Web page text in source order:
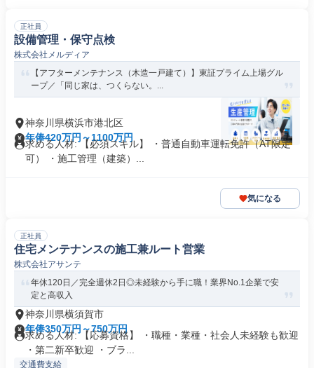
正社員
設備管理・保守点検
株式会社メルディア
【アフターメンテナンス（木造一戸建て）】東証プライム上場グル
ープ／「同じ家は、つくらない。...
神奈川県横浜市港北区
年俸420万円～1100万円
求める人材: 【必須スキル】 ・普通自動車運転免許（AT限定
可） ・施工管理（建築）...
気になる
正社員
住宅メンテナンスの施工兼ルート営業
株式会社アサンテ
年休120日／完全週休2日◎未経験から手に職！業界No.1企業で安
定と高収入
神奈川県横須賀市
年俸350万円～750万円
求める人材: 【応募資格】 ・職種・業種・社会人未経験も歓迎
・第二新卒歓迎 ・ブラ...
交通費支給